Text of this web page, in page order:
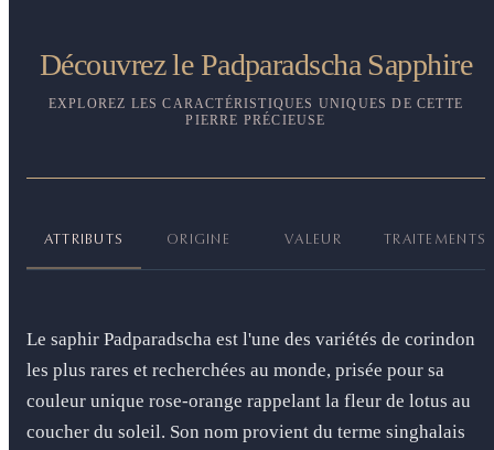
Découvrez le Padparadscha Sapphire
EXPLOREZ LES CARACTÉRISTIQUES UNIQUES DE CETTE
PIERRE PRÉCIEUSE
ATTRIBUTS ORIGINE VALEUR TRAITEMENTS
Le saphir Padparadscha est l'une des variétés de corindon
les plus rares et recherchées au monde, prisée pour sa
couleur unique rose-orange rappelant la fleur de lotus au
coucher du soleil. Son nom provient du terme singhalais